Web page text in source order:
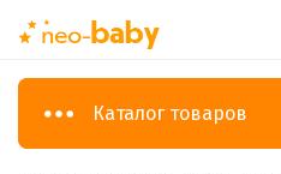
Каталог товаров